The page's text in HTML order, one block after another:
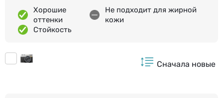
Хорошие
оттенки
Стойкость
Не подходит для жирной
кожи
Сначала новые